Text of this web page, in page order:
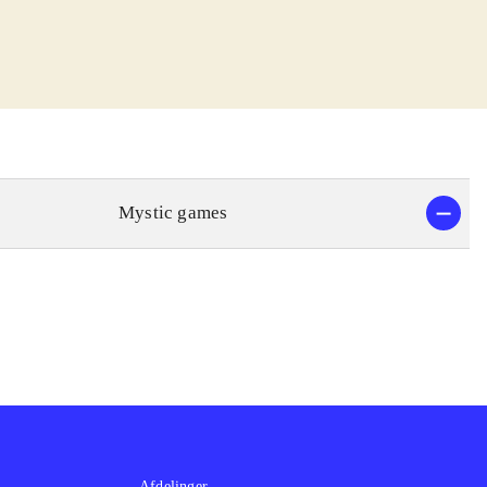
lyden er
mens
Mystic games